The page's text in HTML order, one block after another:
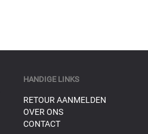
HANDIGE LINKS
RETOUR AANMELDEN
OVER ONS
CONTACT